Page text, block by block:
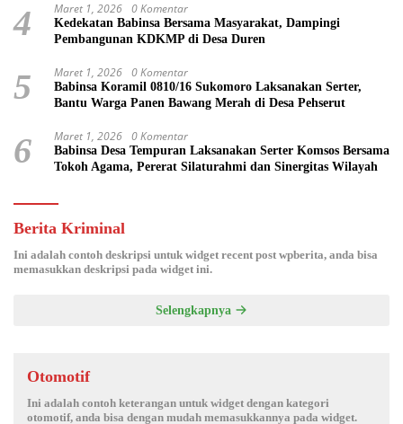
4 Maret 1, 2026 0 Komentar
Kedekatan Babinsa Bersama Masyarakat, Dampingi
Pembangunan KDKMP di Desa Duren
5 Maret 1, 2026 0 Komentar
Babinsa Koramil 0810/16 Sukomoro Laksanakan Serter,
Bantu Warga Panen Bawang Merah di Desa Pehserut
6 Maret 1, 2026 0 Komentar
Babinsa Desa Tempuran Laksanakan Serter Komsos Bersama
Tokoh Agama, Pererat Silaturahmi dan Sinergitas Wilayah
Berita Kriminal
Ini adalah contoh deskripsi untuk widget recent post wpberita, anda bisa
memasukkan deskripsi pada widget ini.
Selengkapnya
Otomotif
Ini adalah contoh keterangan untuk widget dengan kategori
otomotif, anda bisa dengan mudah memasukkannya pada widget.